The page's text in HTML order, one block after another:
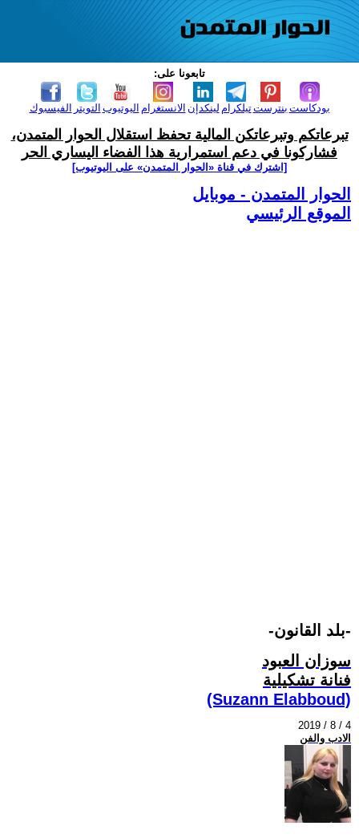
تابعونا على:
الفيسبوك التويتر اليوتيوب الانستغرام لينكدإن تيلكرامبنترست بودكاست
تبرعاتكم وتبرعاتكن المالية تحفظ استقلال الحوار المتمدن،
فشاركونا في دعم استمرارية هذا الفضاء اليساري الحر
[اشترك في قناة ‫«الحوار المتمدن» على اليوتيوب]
الحوار المتمدن - موبايل
الموقع الرئيسي
-بلد القانون-
سوزان العبود
فنانة تشكيلية
(Suzann Elabboud)
2019 / 8 / 4
الادب والفن